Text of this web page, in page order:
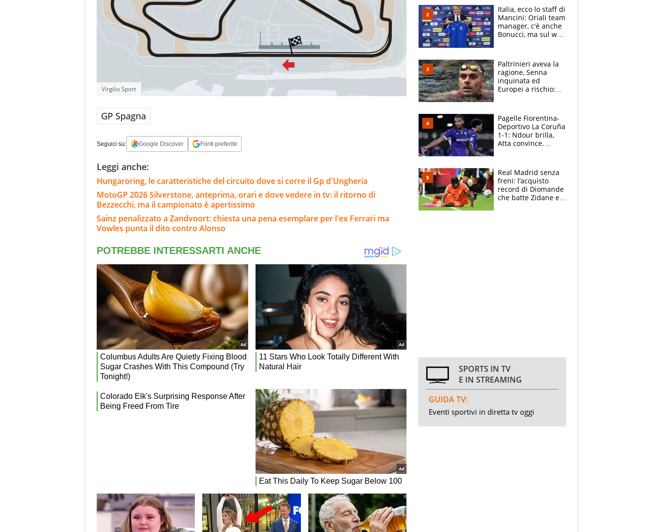
Virgilio Sport
GP Spagna
Seguici su: Google Discover Fonti preferite
Leggi anche:
Hungaroring, le caratteristiche del circuito dove si corre il Gp d'Ungheria
MotoGP 2026 Silverstone, anteprima, orari e dove vedere in tv: il ritorno di
Bezzecchi, ma il campionato è apertissimo
Sainz penalizzato a Zandvoort: chiesta una pena esemplare per l'ex Ferrari ma
Vowles punta il dito contro Alonso
felice del mio livello"
Italia, ecco lo staff di
Mancini: Oriali team
manager, c'è anche
Bonucci, ma sul web
Paltrinieri aveva la
ragione, Senna
inquinata ed
Europei a rischio:
adesso
Pagelle Fiorentina-
Deportivo La Coruña
1-1: Ndour brilla,
Atta convince.
Real Madrid senza
freni: l’acquisto
record di Diomande
che batte Zidane e
SPORTS IN TV
E IN STREAMING
GUIDA TV:
Eventi sportivi in diretta tv oggi